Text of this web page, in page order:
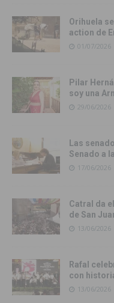
Orihuela
action de
01/07/2026
Pilar
soy una
29/06/2026
Las
Senado a
17/06/2026
Catral da
de San
13/06/2026
Rafal
con
13/06/2026